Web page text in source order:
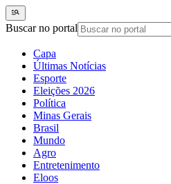
Buscar no portal
Capa
Últimas Notícias
Esporte
Eleições 2026
Política
Minas Gerais
Brasil
Mundo
Agro
Entretenimento
Eloos